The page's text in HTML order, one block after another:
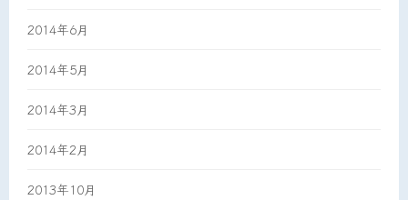
2014年6月
2014年5月
2014年3月
2014年2月
2013年10月